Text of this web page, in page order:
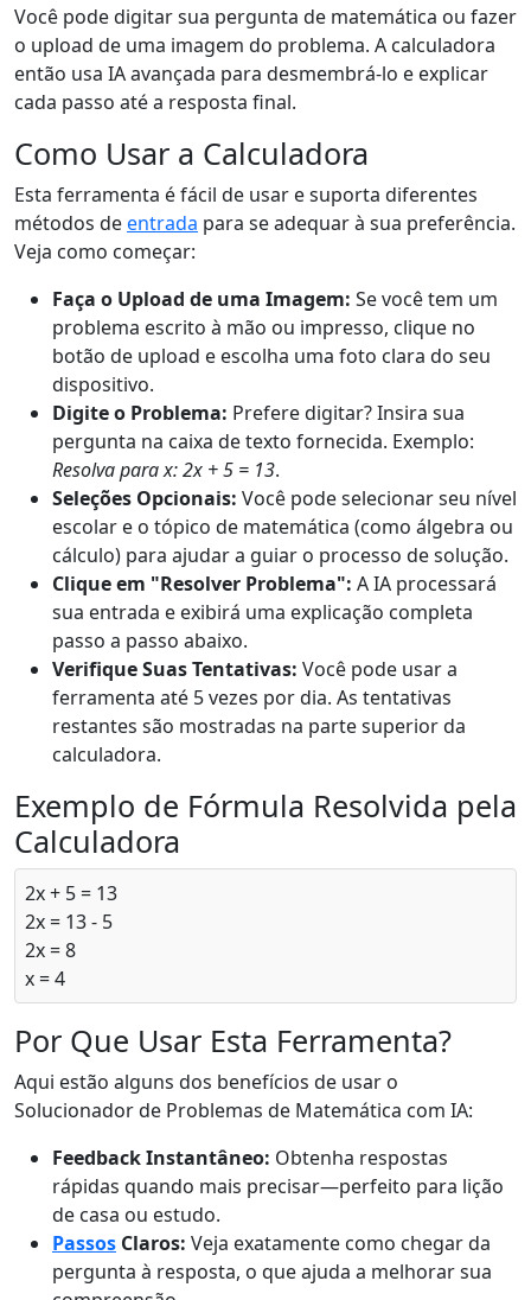
Você pode digitar sua pergunta de matemática ou fazer
o upload de uma imagem do problema. A calculadora
então usa IA avançada para desmembrá-lo e explicar
cada passo até a resposta final.
Como Usar a Calculadora
Esta ferramenta é fácil de usar e suporta diferentes
métodos deentrada para se adequar à sua preferência.
Veja como começar:
Faça o Upload de uma Imagem: Se você tem um
problema escrito à mão ou impresso, clique no
botão de upload e escolha uma foto clara do seu
dispositivo.
Digite o Problema: Prefere digitar? Insira sua
pergunta na caixa de texto fornecida. Exemplo:
Resolva para x: 2x + 5 = 13.
Seleções Opcionais: Você pode selecionar seu nível
escolar e o tópico de matemática (como álgebra ou
cálculo) para ajudar a guiar o processo de solução.
Clique em "Resolver Problema": A IA processará
sua entrada e exibirá uma explicação completa
passo a passo abaixo.
Verifique Suas Tentativas: Você pode usar a
ferramenta até 5 vezes por dia. As tentativas
restantes são mostradas na parte superior da
calculadora.
Exemplo de Fórmula Resolvida pela
Calculadora
2x + 5 = 13
2x = 13 - 5
2x = 8
x = 4
Por Que Usar Esta Ferramenta?
Aqui estão alguns dos benefícios de usar o
Solucionador de Problemas de Matemática com IA:
Feedback Instantâneo: Obtenha respostas
rápidas quando mais precisar—perfeito para lição
de casa ou estudo.
Passos Claros: Veja exatamente como chegar da
pergunta à resposta, o que ajuda a melhorar sua